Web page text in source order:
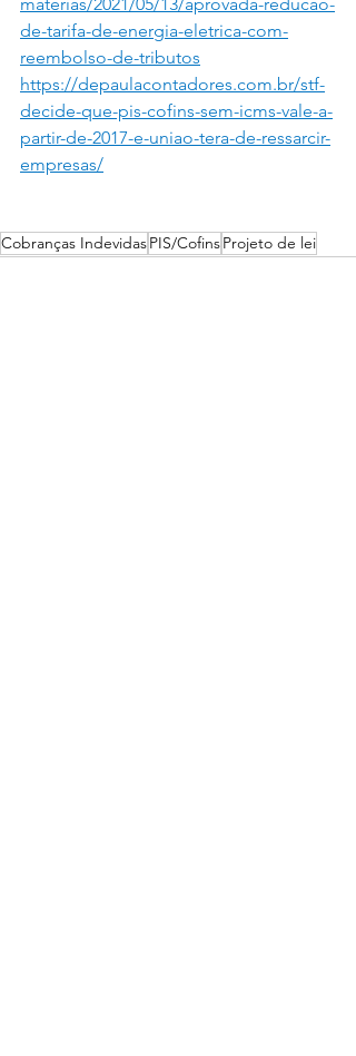
de-tarifa-de-energia-eletrica-com-
reembolso-de-tributos
https://depaulacontadores.com.br/stf-
decide-que-pis-cofins-sem-icms-vale-a-
partir-de-2017-e-uniao-tera-de-ressarcir-
empresas/
Cobranças IndevidasPIS/CofinsProjeto de lei